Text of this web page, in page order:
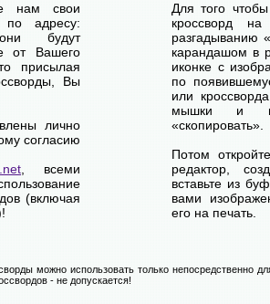
нам свои
по адресу:
будут
от Вашего
присылая
Вы
лично
согласию
, всеми
(включая
Для того
кроссворд
разгадыванию
карандашом в
иконке с
по
или
мышки и
«скопировать».
Потом
редактор,
вставьте из
вами
его на печать.
можно использовать только непосредственно
- не допускается!